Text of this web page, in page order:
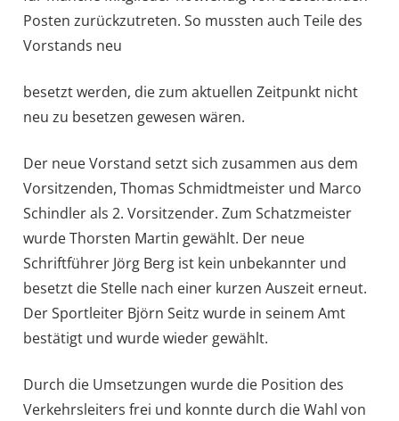
Posten zurückzutreten. So mussten auch Teile des
Vorstands neu
besetzt werden, die zum aktuellen Zeitpunkt nicht
neu zu besetzen gewesen wären.
Der neue Vorstand setzt sich zusammen aus dem
Vorsitzenden, Thomas Schmidtmeister und Marco
Schindler als 2. Vorsitzender. Zum Schatzmeister
wurde Thorsten Martin gewählt. Der neue
Schriftführer Jörg Berg ist kein unbekannter und
besetzt die Stelle nach einer kurzen Auszeit erneut.
Der Sportleiter Björn Seitz wurde in seinem Amt
bestätigt und wurde wieder gewählt.
Durch die Umsetzungen wurde die Position des
Verkehrsleiters frei und konnte durch die Wahl von